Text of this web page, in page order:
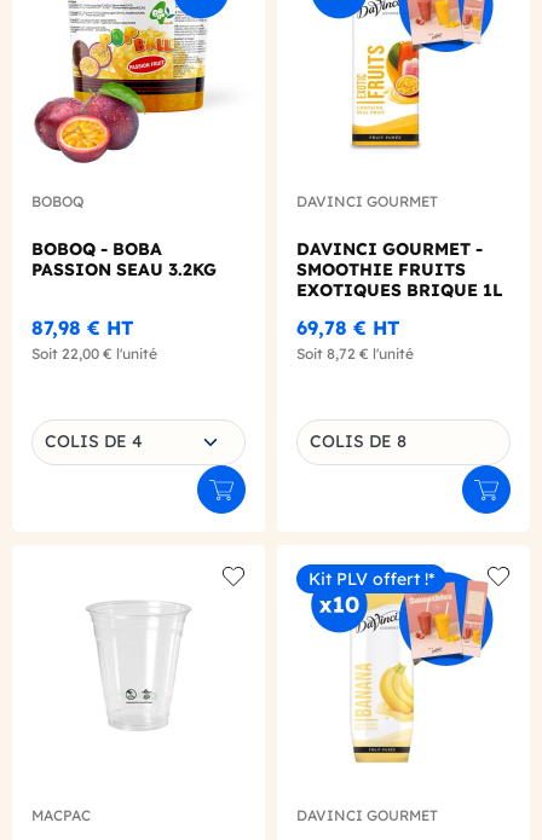
BOBOQ
BOBOQ - BOBA
PASSION SEAU 3.2KG
87,98 € HT
Soit 22,00 € l'unité
Choisissez une déclinaison
COLIS DE 4
Ajouter au panier
DAVINCI GOURMET
DAVINCI GOURMET -
SMOOTHIE FRUITS
EXOTIQUES BRIQUE 1L
69,78 € HT
Soit 8,72 € l'unité
Déclinaison du produit
COLIS DE 8
Add to wishlist
MACPAC
Kit PLV offert !*
Add
DAVINCI GOURMET